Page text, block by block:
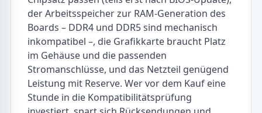
der Arbeitsspeicher zur RAM-Generation des
Boards – DDR4 und DDR5 sind mechanisch
inkompatibel –, die Grafikkarte braucht Platz
im Gehäuse und die passenden
Stromanschlüsse, und das Netzteil genügend
Leistung mit Reserve. Wer vor dem Kauf eine
Stunde in die Kompatibilitätsprüfung